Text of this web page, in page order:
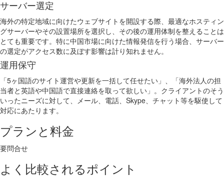
サーバー選定
海外の特定地域に向けたウェブサイトを開設する際、最適なホスティン
グサーバーやその設置場所を選択し、その後の運用体制を整えることは
とても重要です。特に中国市場に向けた情報発信を行う場合、サーバー
の選定がアクセス数に及ぼす影響は計り知れません。
運用保守
「5ヶ国語のサイト運営や更新を一括して任せたい」、「海外法人の担
当者と英語や中国語で直接連絡を取って欲しい」。クライアントのそう
いったニーズに対して、メール、電話、Skype、チャット等を駆使して
対応にあたります。
プランと料金
要問合せ
よく比較されるポイント